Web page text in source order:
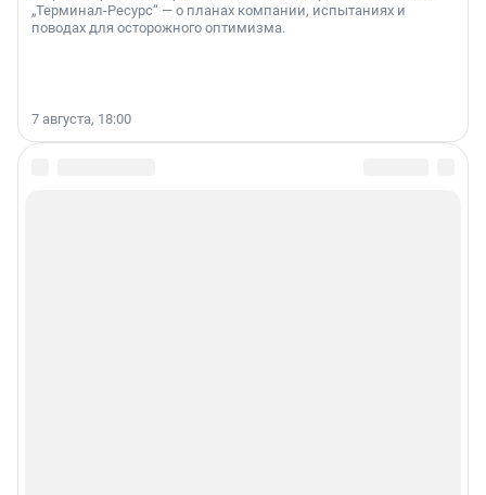
„Терминал-Ресурс“ — о планах компании, испытаниях и
поводах для осторожного оптимизма.
7 августа, 18:00